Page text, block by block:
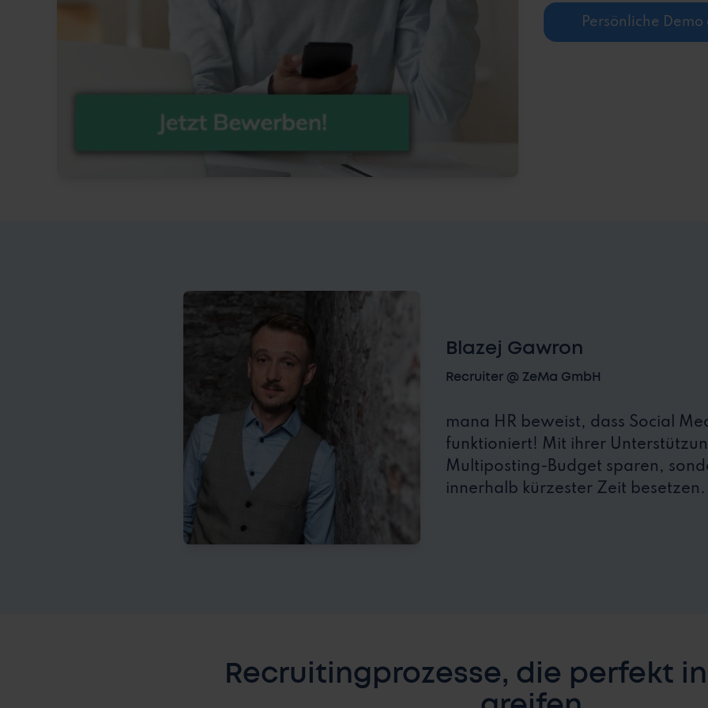
Persönliche
Blazej Gawron
Recruiter @ ZeMa GmbH
mana HR beweist, dass Social
funktioniert! Mit ihrer
Multiposting-Budget sparen,
innerhalb kürzester Zeit besetzen.
Recruitingprozesse, die perfekt